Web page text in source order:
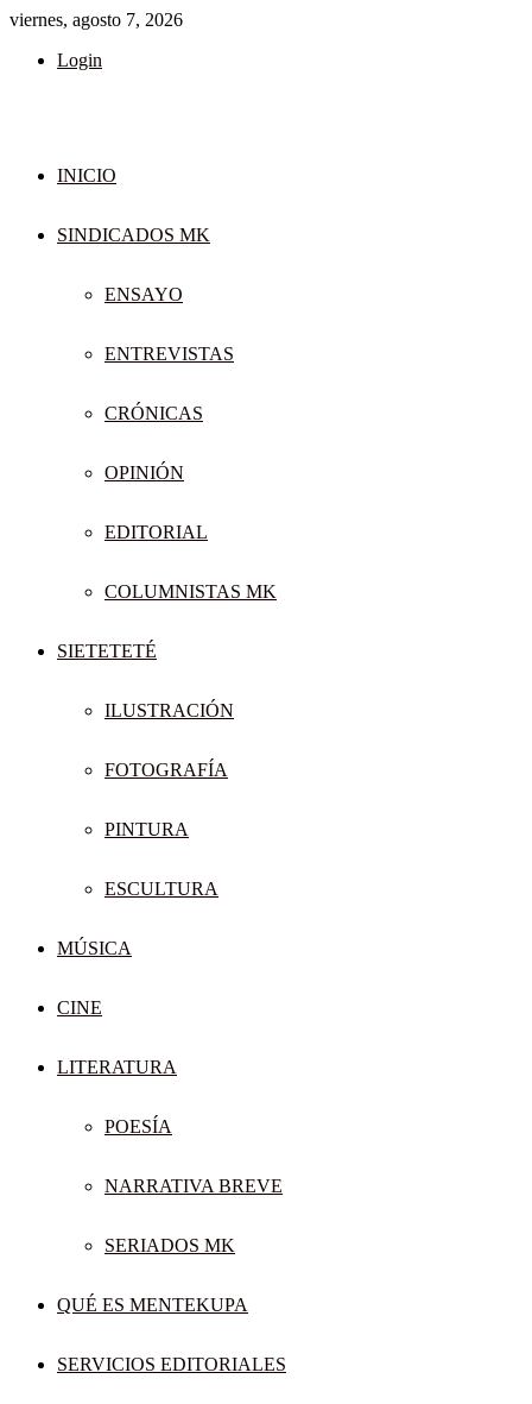
viernes, agosto 7, 2026
Login
INICIO
SINDICADOS MK
ENSAYO
ENTREVISTAS
CRÓNICAS
OPINIÓN
EDITORIAL
COLUMNISTAS MK
SIETETETÉ
ILUSTRACIÓN
FOTOGRAFÍA
PINTURA
ESCULTURA
MÚSICA
CINE
LITERATURA
POESÍA
NARRATIVA BREVE
SERIADOS MK
QUÉ ES MENTEKUPA
SERVICIOS EDITORIALES